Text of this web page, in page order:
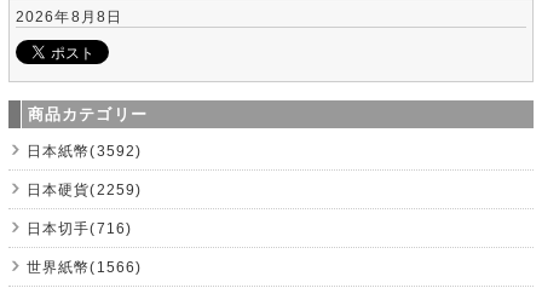
2026年8月8日
商品カテゴリー
日本紙幣(3592)
日本硬貨(2259)
日本切手(716)
世界紙幣(1566)